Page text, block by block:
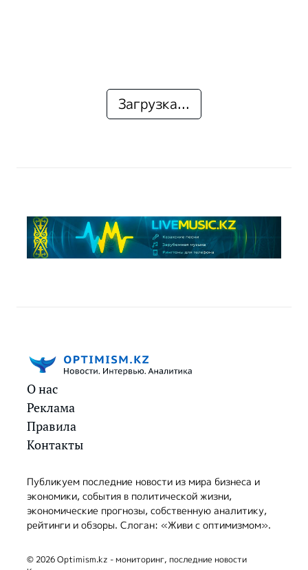
Загрузка...
О нас
Реклама
Правила
Контакты
Публикуем последние новости из мира бизнеса и
экономики, события в политической жизни,
экономические прогнозы, собственную аналитику,
рейтинги и обзоры. Слоган: «Живи с оптимизмом».
© 2026 Optimism.kz - мониторинг, последние новости